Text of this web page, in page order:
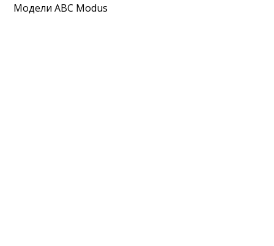
Модели ABC Modus